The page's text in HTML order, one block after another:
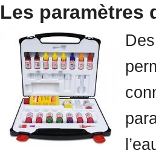
Les paramètres